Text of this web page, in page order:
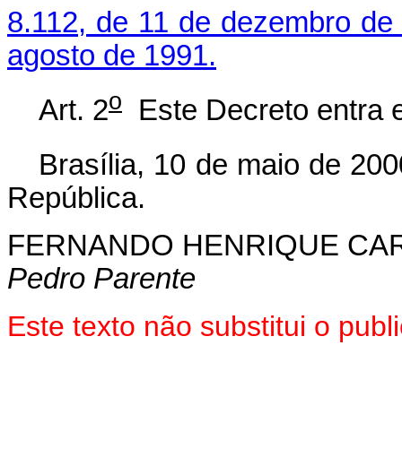
8.112, de 11 de dezembro de
agosto de 1991.
Art. 2o
Este Decreto entra
Brasília, 10 de maio de
República.
FERNANDO HENRIQUE
Pedro Parente
Este texto não substitui o